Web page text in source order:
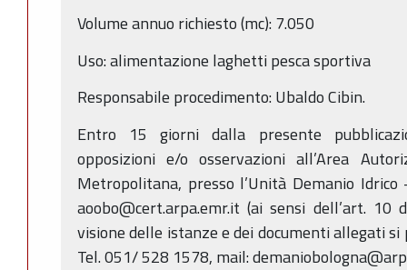
Volume annuo richiesto (mc): 7.050
Uso: alimentazione laghetti pesca sportiva
Responsabile procedimento: Ubaldo Cibin.
Entro 15 giorni dalla presente
opposizioni e/o osservazioni all’Area
Metropolitana, presso l’Unità Demanio Idrico
aoobo@cert.arpa.emr.it (ai sensi dell’art. 10
visione delle istanze e dei documenti allegati
Tel. 051/ 528 1578, mail: